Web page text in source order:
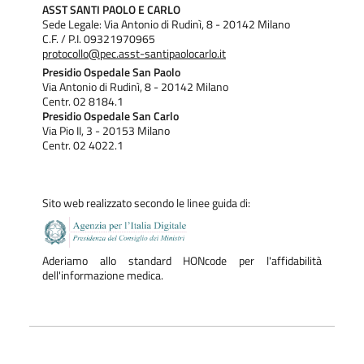
Accesso con impegnativa e prenotazione
VACCINAZIONI
L'accesso al servizio è su prenotazione. Per prenotazioni o
richieste di informazioni utilizzare il portale online dedicato:
https://vacc-prenotazioni.asst-fbf-sacco.it
Si effettuano anche vaccinazioni in co-pagamento.
Certificazioni medico-legali: patenti di guida veicoli, patenti
nautiche, pass disabili, porto d’arma. Commissione medica
locale patenti speciali.
Accesso su appuntamento
santipaolocarlo.it/
ASST SANTI PAOLO E CARLO
Sede Legale: Via Antonio di Rudinì, 8 - 20142 Milano
C.F. / P.I. 09321970965
protocollo@pec.asst-santipaolocarlo.it
Presidio Ospedale San Paolo
Via Antonio di Rudinì, 8 - 20142 Milano
Centr. 02 8184.1
Presidio Ospedale San Carlo
Via Pio II, 3 - 20153 Milano
Centr. 02 4022.1
Sito web realizzato secondo le linee guida di:
Aderiamo allo standard HONcode per l'affidabilità
dell'informazione medica.